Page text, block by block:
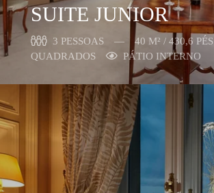
SUITE JUNIOR
3 PESSOAS
40 M² / 430,6 PÉS
QUADRADOS
PÁTIO INTERNO